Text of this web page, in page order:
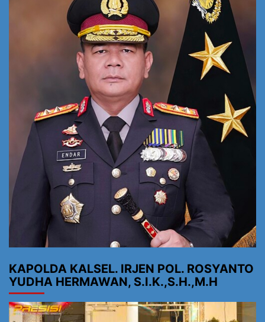
KAPOLDA KALSEL. IRJEN POL. ROSYANTO
YUDHA HERMAWAN, S.I.K.,S.H.,M.H